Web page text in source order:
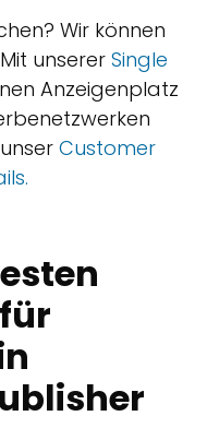
Wir können
unserer Single
Anzeigenplatz
Customer